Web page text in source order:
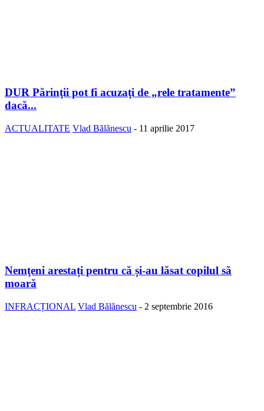
DUR Părinţii pot fi acuzaţi de „rele tratamente”
dacă...
ACTUALITATE Vlad Bălănescu - 11 aprilie 2017
Nemţeni arestați pentru că și-au lăsat copilul să
moară
INFRACȚIONAL Vlad Bălănescu - 2 septembrie 2016